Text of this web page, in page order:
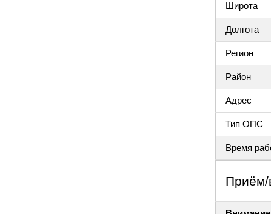
Широта
Долгота
Регион
Район
Адрес
Тип ОПС
Время
Приём/